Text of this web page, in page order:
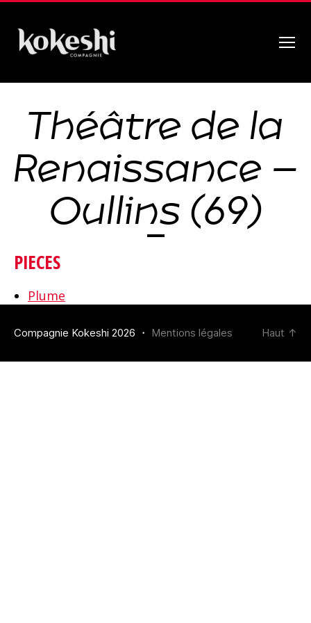
Kokeshi
Théâtre de la
Renaissance –
Oullins (69)
PIECES
Plume
Compagnie Kokeshi 2026 ・ Mentions légales Haut ↑